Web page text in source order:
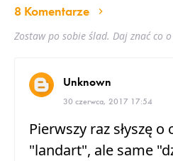
8 Komentarze
Zostaw po sobie ślad. Daj znać co
Unknown
30 czerwca, 2017 17:54
Pierwszy raz słyszę
"landart", ale same